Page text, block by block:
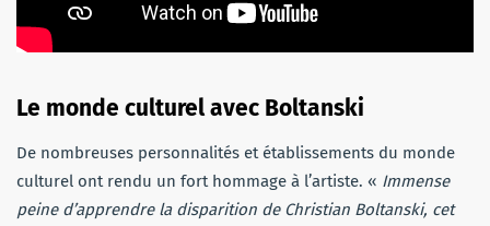
Le monde culturel avec Boltanski
De nombreuses personnalités et établissements du monde
culturel ont rendu un fort hommage à l’artiste. « Immense
peine d’apprendre la disparition de Christian Boltanski, cet